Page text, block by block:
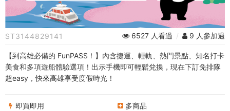
超
值
版
(Kaohsiung
FunPASS)
ST3144829141 6527 人看過 / 9 人參加過
【到高雄必備的 FunPASS！】內含捷運、輕軌、熱門景點、知名打卡
美食和多項遊船體驗選項！出示手機即可輕鬆兌換，現在下訂免排隊
超easy，快來高雄享受度假時光！
即買即用 多商品